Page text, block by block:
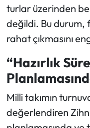
turlar üzerinden
değildi. Bu durum,
rahat çıkmasını
“Hazırlık
Milli takımın
değerlendiren